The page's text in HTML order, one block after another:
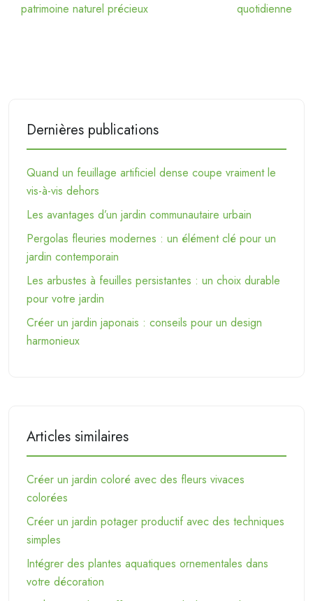
patrimoine naturel précieux
quotidienne
Dernières publications
Quand un feuillage artificiel dense coupe vraiment le
vis-à-vis dehors
Les avantages d’un jardin communautaire urbain
Pergolas fleuries modernes : un élément clé pour un
jardin contemporain
Les arbustes à feuilles persistantes : un choix durable
pour votre jardin
Créer un jardin japonais : conseils pour un design
harmonieux
Articles similaires
Créer un jardin coloré avec des fleurs vivaces
colorées
Créer un jardin potager productif avec des techniques
simples
Intégrer des plantes aquatiques ornementales dans
votre décoration